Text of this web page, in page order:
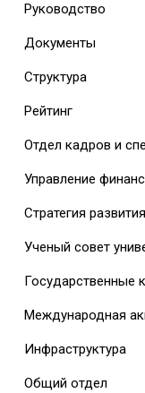
Руководство
Документы
Структура
Рейтинг
Отдел кадров и
Управление
Стратегия
Ученый совет
Государственные
Международная
Инфраструктура
Общий отдел